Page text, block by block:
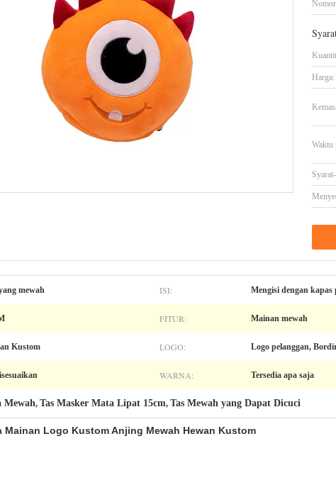
Harga:
Waktu
mewah ISI: Mengisi dengan kapas
FITUR: Mainan mewah
Kustom LOGO: Logo pelanggan,
WARNA: Tersedia apa saja
Mewah, Tas Masker Mata Lipat 15cm, Tas Mewah yang Dapat Dicuci
Mainan Logo Kustom Anjing Mewah Hewan Kustom